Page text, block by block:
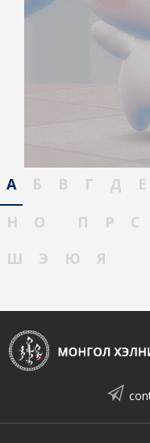
А Б В Г Д Е
Н
О П Р С
Ш
Э Ю Я